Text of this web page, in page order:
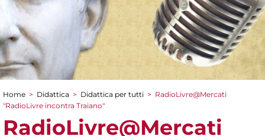
Tu sei qui
Home > Didattica > Didattica per tutti > RadioLivre@Mercati
"RadioLivre incontra Traiano"
RadioLivre@Mercati